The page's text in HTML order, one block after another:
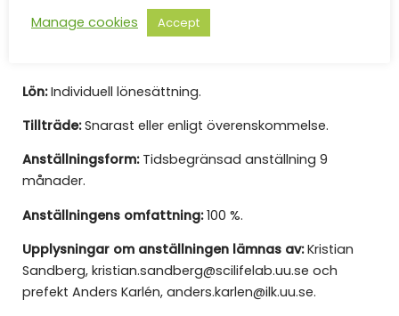
forskning över gränserna mellan befintliga nationella
infrastrukturer är även en merit. Yrkesmässig
Lön:Individuell lönesättning.
Tillträde:Snarast eller enligt överenskommelse.
Anställningsform: Tidsbegränsad anställning 9
månader.
Anställningens omfattning:100 %.
Upplysningar om anställningen lämnas av:Kristian
Sandberg, kristian.sandberg@scilifelab.uu.se och
prefekt Anders Karlén, anders.karlen@ilk.uu.se.
Manage cookies
Accept